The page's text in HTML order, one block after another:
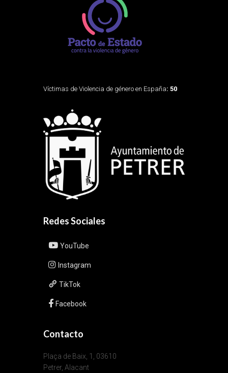
Víctimas de Violencia de género en España: 50
Redes Sociales
YouTube
Instagram
TikTok
Facebook
Contacto
Plaça de Baix, 1, 03610
Petrer, Alacant